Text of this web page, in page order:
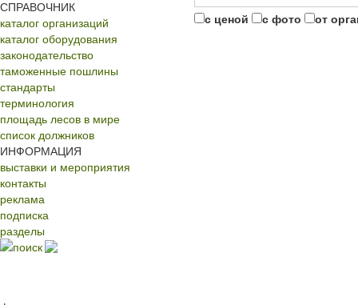
СПРАВОЧНИК
каталог организаций
каталог оборудования
законодательство
таможенные пошлины
стандарты
терминология
площадь лесов в мире
список должников
ИНФОРМАЦИЯ
выставки и мероприятия
контакты
реклама
подписка
разделы
поиск
с ценой с фото от